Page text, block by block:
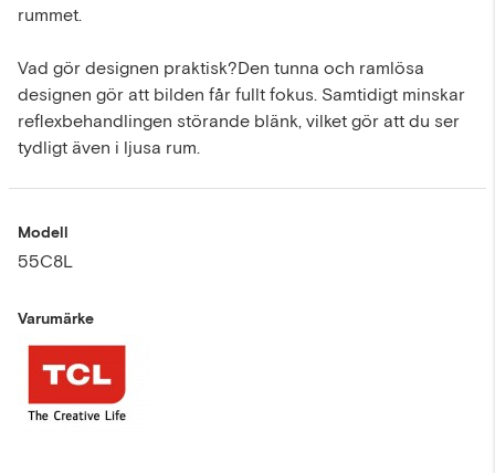
rummet.
Vad gör designen praktisk?Den tunna och ramlösa
designen gör att bilden får fullt fokus. Samtidigt minskar
reflexbehandlingen störande blänk, vilket gör att du ser
tydligt även i ljusa rum.
Modell
55C8L
Varumärke